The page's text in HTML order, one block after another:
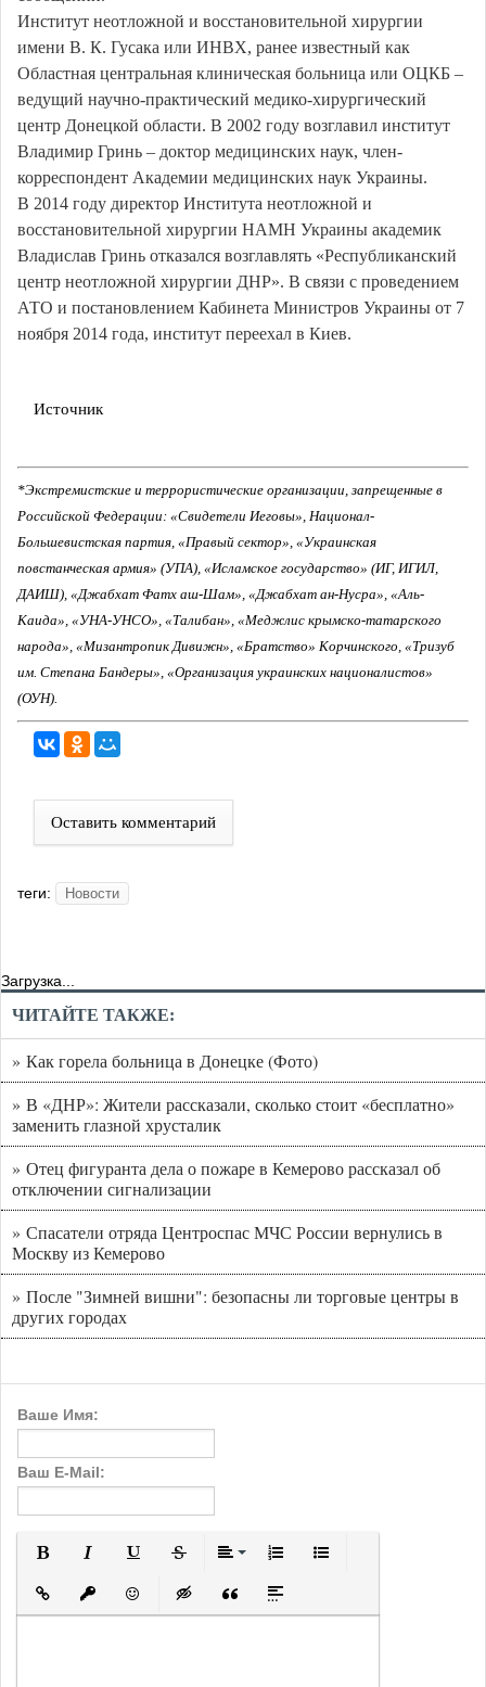
Институт неотложной и восстановительной хирургии
имени В. К. Гусака или ИНВХ, ранее известный как
Областная центральная клиническая больница или ОЦКБ –
ведущий научно-практический медико-хирургический
центр Донецкой области. В 2002 году возглавил институт
Владимир Гринь – доктор медицинских наук, член-
корреспондент Академии медицинских наук Украины.
В 2014 году директор Института неотложной и
восстановительной хирургии НАМН Украины академик
Владислав Гринь отказался возглавлять «Республиканский
центр неотложной хирургии ДНР». В связи с проведением
АТО и постановлением Кабинета Министров Украины от 7
ноября 2014 года, институт переехал в Киев.
Источник
*Экстремистские и террористические организации, запрещенные в
Российской Федерации: «Свидетели Иеговы», Национал-
Большевистская партия, «Правый сектор», «Украинская
повстанческая армия» (УПА), «Исламское государство» (ИГ, ИГИЛ,
ДАИШ), «Джабхат Фатх аш-Шам», «Джабхат ан-Нусра», «Аль-
Каида», «УНА-УНСО», «Талибан», «Меджлис крымско-татарского
народа», «Мизантропик Дивижн», «Братство» Корчинского, «Тризуб
им. Степана Бандеры», «Организация украинских националистов»
(ОУН).
Оставить комментарий
теги: Новости
Загрузка...
ЧИТАЙТЕ ТАКЖЕ:
» Как горела больница в Донецке (Фото)
» В «ДНР»: Жители рассказали, сколько стоит «бесплатно»
заменить глазной хрусталик
» Отец фигуранта дела о пожаре в Кемерово рассказал об
отключении сигнализации
» Спасатели отряда Центроспас МЧС России вернулись в
Москву из Кемерово
» После "Зимней вишни": безопасны ли торговые центры в
других городах
Ваше Имя:
Ваш E-Mail:
Подчеркнутый
Вставить ссылку
Вставить защищенную ссылку
Вставить смайлик
Вставка скрытого текста
Вставка цитаты
Вставка спойлера